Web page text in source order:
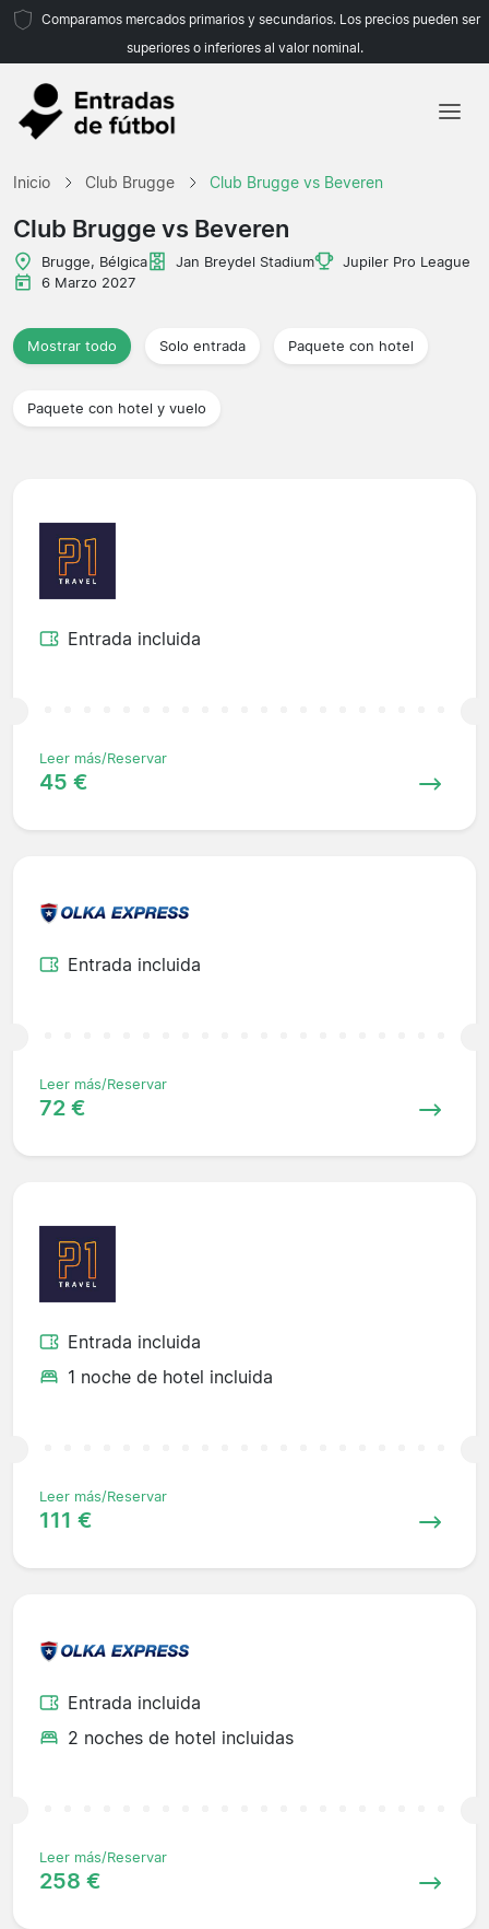
Comparamos mercados primarios y secundarios. Los precios pueden ser
superiores o inferiores al valor nominal.
Inicio Club Brugge Club Brugge vs Beveren
Club Brugge vs Beveren
Brugge, Bélgica Jan Breydel Stadium
Jupiler Pro League
6 Marzo 2027
Mostrar todo Solo entrada Paquete con hotel
Paquete con hotel y vuelo
Entrada incluida
Leer más/Reservar
45 €
Entrada incluida
Leer más/Reservar
72 €
Entrada incluida
1 noche de hotel incluida
Leer más/Reservar
111 €
Entrada incluida
2 noches de hotel incluidas
Leer más/Reservar
258 €